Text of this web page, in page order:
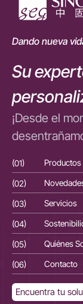
Dando nueva
Su
¡Desde el
(01) Productos
(02)
(03)
Servicios
(04)
(05)
Quiénes
(06)
Contacto
Encuentra tu